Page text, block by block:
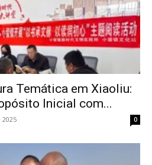
Temática em Xiaoliu:
Inicial com...
0